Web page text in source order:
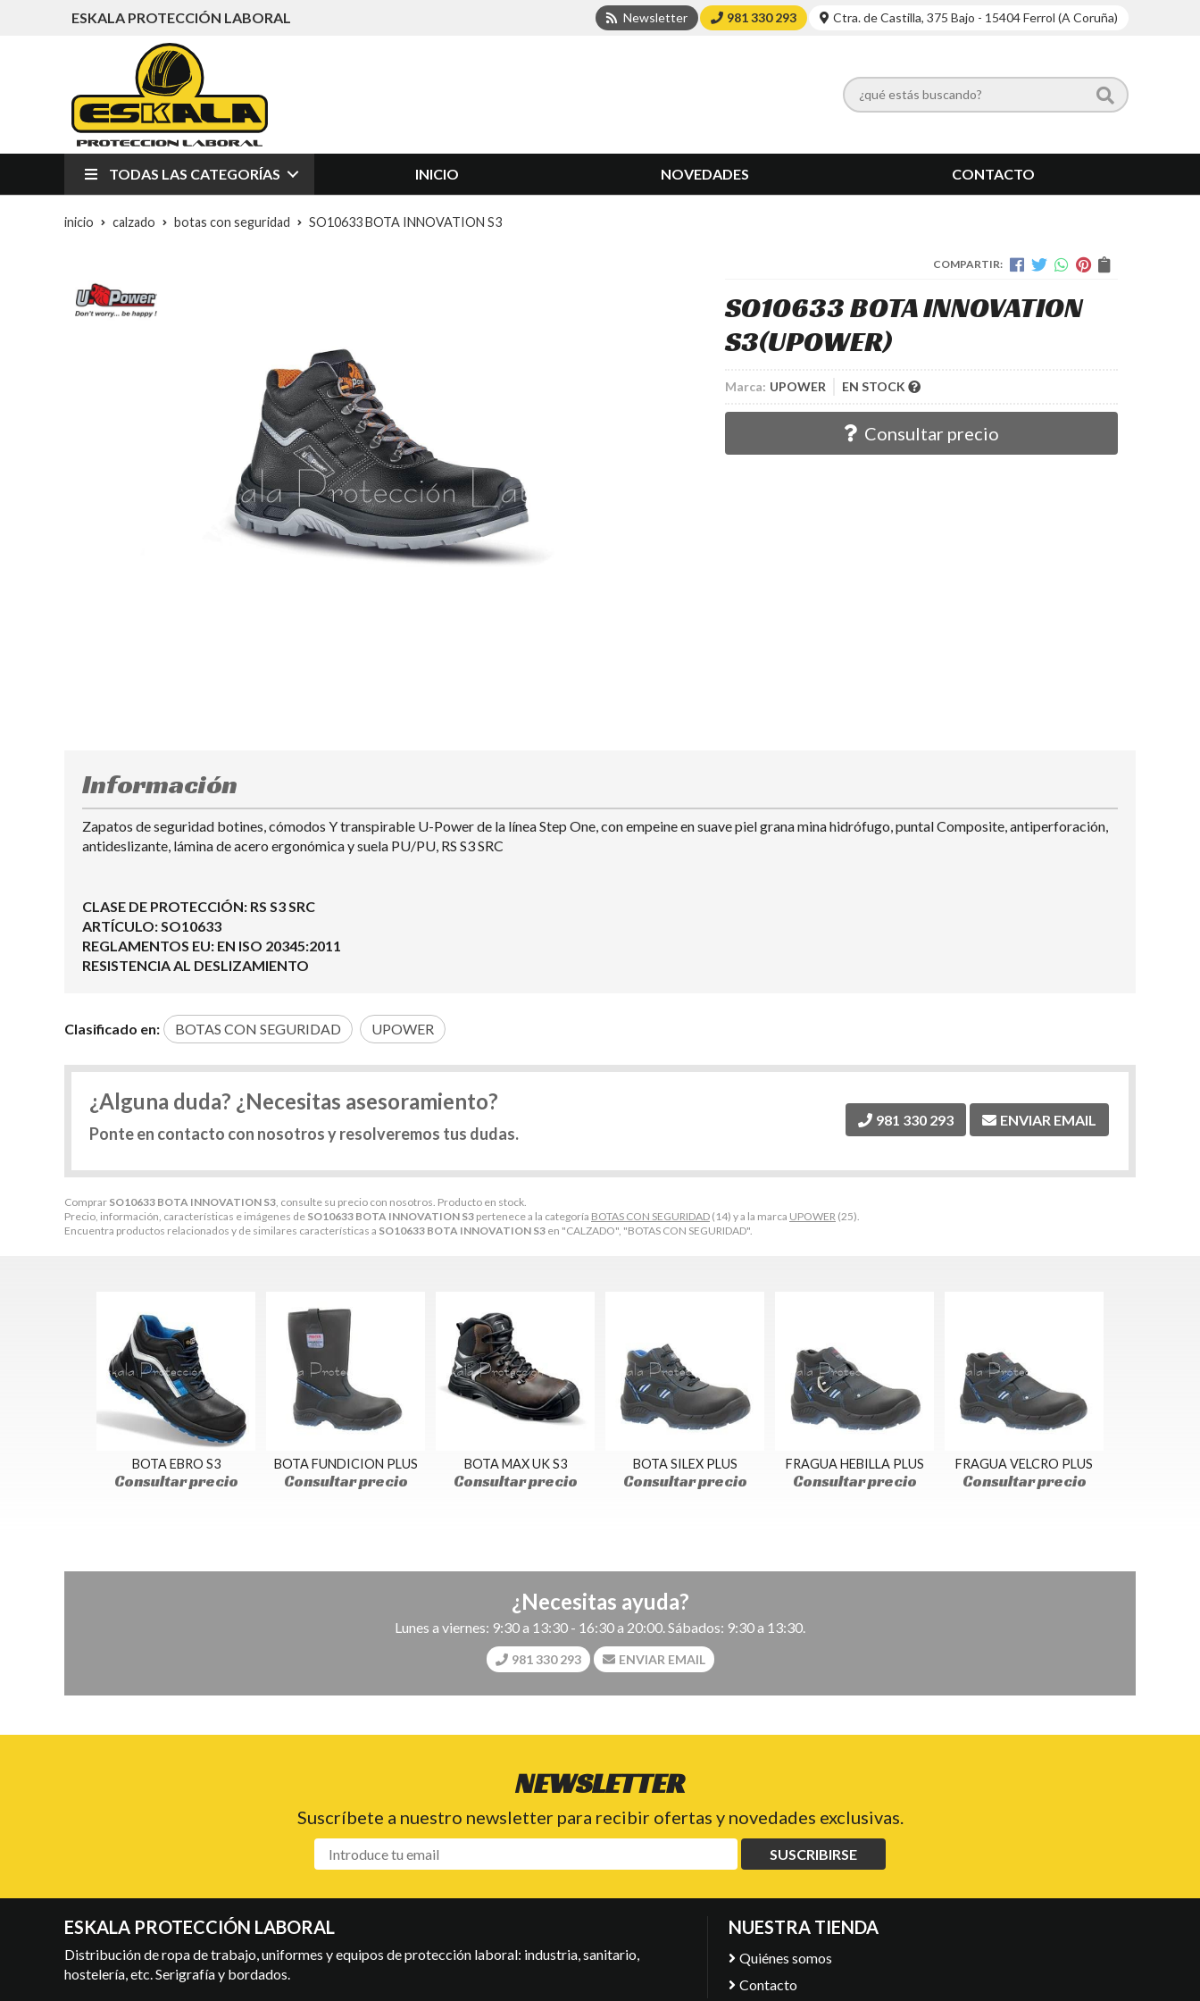
ESKALA PROTECCIÓN LABORAL Newsletter 981 330 293 Ctra. de Castilla, 375 Bajo - 15404 Ferrol (A Coruña)
TODAS LAS CATEGORÍAS INICIO NOVEDADES CONTACTO
inicio calzado botas con seguridad SO10633 BOTA INNOVATION S3
COMPARTIR:
SO10633 BOTA INNOVATION
S3(UPOWER)
Marca: UPOWER EN STOCK
Consultar precio
Comprar SO10633 BOTA INNOVATION S3, consulte su precio con nosotros. Producto en stock.
Precio, información, características e imágenes de SO10633 BOTA INNOVATION S3 pertenece a la categoría BOTAS CON SEGURIDAD (14) y a la marca UPOWER (25).
Encuentra productos relacionados y de similares características a SO10633 BOTA INNOVATION S3 en "CALZADO", "BOTAS CON SEGURIDAD".
Información
Zapatos de seguridad botines, cómodos Y transpirable U-Power de la línea Step One, con empeine en suave piel grana mina hidrófugo, puntal Composite, antiperforación,
antideslizante, lámina de acero ergonómica y suela PU/PU, RS S3 SRC
CLASE DE PROTECCIÓN: RS S3 SRC
ARTÍCULO: SO10633
REGLAMENTOS EU: EN ISO 20345:2011
RESISTENCIA AL DESLIZAMIENTO
Clasificado en: BOTAS CON SEGURIDAD UPOWER
¿Alguna duda? ¿Necesitas asesoramiento?
Ponte en contacto con nosotros y resolveremos tus dudas.
981 330 293 ENVIAR EMAIL
BOTA EBRO S3
Consultar precio
BOTA FUNDICION PLUS
Consultar precio
BOTA MAX UK S3
Consultar precio
BOTA SILEX PLUS
Consultar precio
FRAGUA HEBILLA PLUS
Consultar precio
FRAGUA VELCRO PLUS
Consultar precio
¿Necesitas ayuda?
Lunes a viernes: 9:30 a 13:30 - 16:30 a 20:00. Sábados: 9:30 a 13:30.
981 330 293 ENVIAR EMAIL
NEWSLETTER
Suscríbete a nuestro newsletter para recibir ofertas y novedades exclusivas.
SUSCRIBIRSE
ESKALA PROTECCIÓN LABORAL
Distribución de ropa de trabajo, uniformes y equipos de protección laboral: industria, sanitario,
hostelería, etc. Serigrafía y bordados.
NUESTRA TIENDA
Quiénes somos
Contacto